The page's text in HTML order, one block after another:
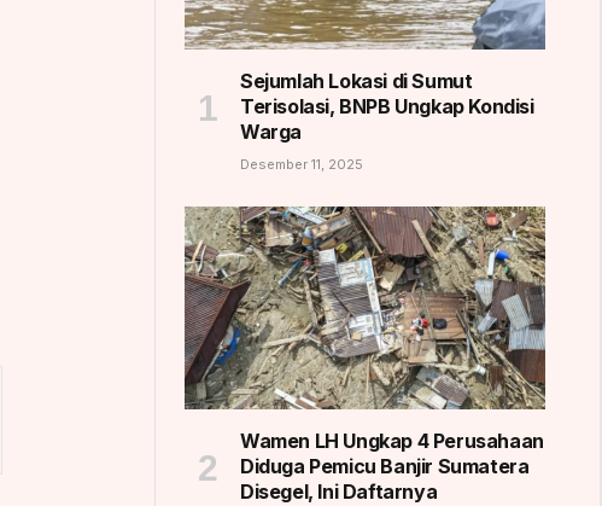
Sejumlah Lokasi di Sumut
Terisolasi, BNPB Ungkap Kondisi
Warga
Desember 11, 2025
Wamen LH Ungkap 4 Perusahaan
Diduga Pemicu Banjir Sumatera
Disegel, Ini Daftarnya